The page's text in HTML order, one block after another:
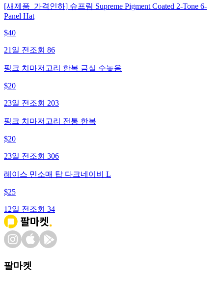
[새제품_가격인하] 슈프림 Supreme Pigment Coated 2-Tone 6-
Panel Hat
$40
21일 전 조회 86
핑크 치마저고리 한복 금실 수놓음
$20
23일 전 조회 203
핑크 치마저고리 전통 한복
$20
23일 전 조회 306
레이스 민소매 탑 다크네이비 L
$25
12일 전 조회 34
팔마켓